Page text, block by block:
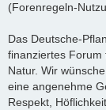
(Forenregeln-
Das Deutsche-
finanziertes Forum
Natur. Wir
eine angenehme
Respekt,